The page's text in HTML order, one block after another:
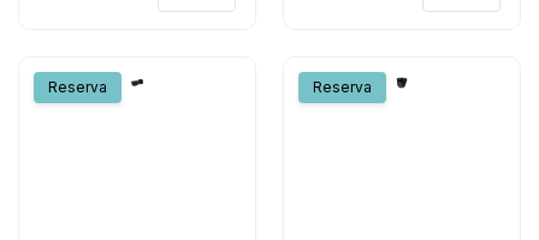
Reserva Reserva